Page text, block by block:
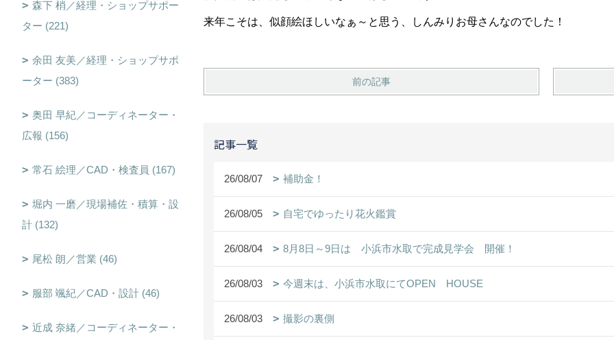
来年こそは、似顔絵ほしいなぁ～と思う、しんみりお母さんなのでした！
前の記事
記事一覧
26/08/07 補助金！
26/08/05 自宅でゆったり花火鑑賞
26/08/04 8月8日～9日は 小浜市水取で完成見学会 開催！
26/08/03 今週末は、小浜市水取にてOPEN HOUSE
26/08/03 撮影の裏側
森下 梢／経理・ショップサポー
ター (221)
余田 友美／経理・ショップサポ
ーター (383)
奥田 早紀／コーディネーター・
広報 (156)
常石 絵理／CAD・検査員 (167)
堀内 一磨／現場補佐・積算・設
計 (132)
尾松 朗／営業 (46)
服部 颯紀／CAD・設計 (46)
近成 奈緒／コーディネーター・